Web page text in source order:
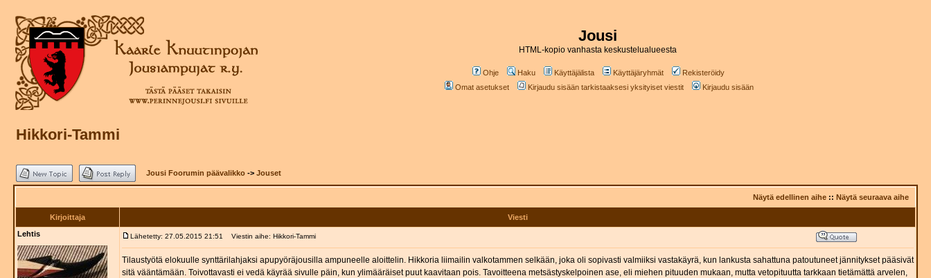
Jousi
HTML-kopio vanhasta keskustelualueesta
Ohje Haku Käyttäjälista Käyttäjäryhmät
Rekisteröidy
Omat asetukset
Kirjaudu sisään tarkistaaksesi yksityiset viestit Kirjaudu sisään
Hikkori-Tammi
Jousi Foorumin päävalikko -> Jouset
Näytä edellinen aihe :: Näytä seuraava aihe
Kirjoittaja
Viesti
Lehtis
Lähetetty: 27.05.2015 21:51 Viestin aihe: Hikkori-Tammi
Tilaustyötä elokuulle synttärilahjaksi apupyöräjousilla ampuneelle aloittelin. Hikkoria liimailin valkotammen selkään, joka oli sopivasti valmiiksi vastakäyrä, kun lankusta sahattuna patoutuneet jännitykset pääsivät
sitä vääntämään. Toivottavasti ei vedä käyrää sivulle päin, kun ylimääräiset puut kaavitaan pois. Tavoitteena metsästyskelpoinen ase, eli miehen pituuden mukaan, mutta vetopituutta tarkkaan tietämättä arvelen,